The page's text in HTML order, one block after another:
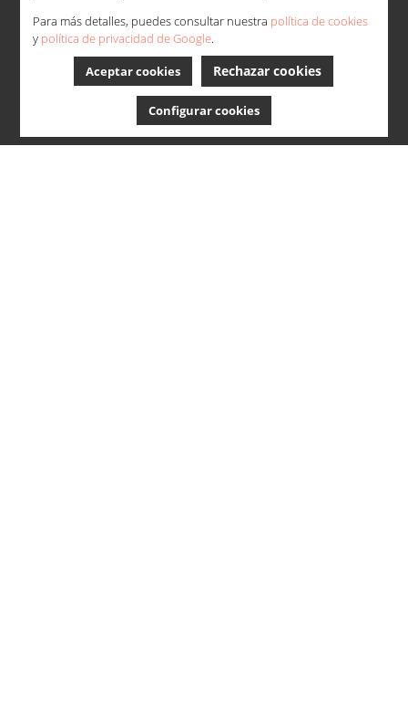
Para más detalles, puedes consultar nuestra política de cookies
y política de privacidad de Google.
Aceptar cookies
Rechazar cookies
Configurar cookies